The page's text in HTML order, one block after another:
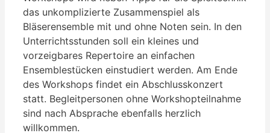
das unkomplizierte Zusammenspiel als
Bläserensemble mit und ohne Noten sein. In den
Unterrichtsstunden soll ein kleines und
vorzeigbares Repertoire an einfachen
Ensemblestücken einstudiert werden. Am Ende
des Workshops findet ein Abschlusskonzert
statt. Begleitpersonen ohne Workshopteilnahme
sind nach Absprache ebenfalls herzlich
willkommen.